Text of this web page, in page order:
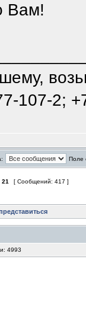
Вам!
107-2;
Поле
21 [ Сообщений: 417 ]
4993